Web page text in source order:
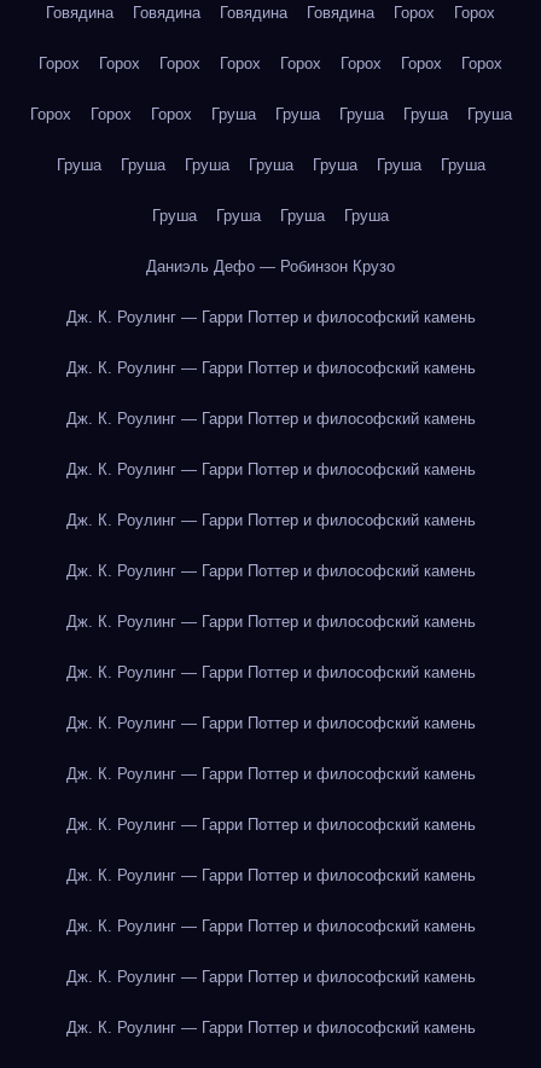
Говядина Говядина Говядина Говядина Горох Горох
Горох Горох Горох Горох Горох Горох Горох Горох
Горох Горох Горох Груша Груша Груша Груша Груша
Груша Груша Груша Груша Груша Груша Груша
Груша Груша Груша Груша
Даниэль Дефо — Робинзон Крузо
Дж. К. Роулинг — Гарри Поттер и философский камень
Дж. К. Роулинг — Гарри Поттер и философский камень
Дж. К. Роулинг — Гарри Поттер и философский камень
Дж. К. Роулинг — Гарри Поттер и философский камень
Дж. К. Роулинг — Гарри Поттер и философский камень
Дж. К. Роулинг — Гарри Поттер и философский камень
Дж. К. Роулинг — Гарри Поттер и философский камень
Дж. К. Роулинг — Гарри Поттер и философский камень
Дж. К. Роулинг — Гарри Поттер и философский камень
Дж. К. Роулинг — Гарри Поттер и философский камень
Дж. К. Роулинг — Гарри Поттер и философский камень
Дж. К. Роулинг — Гарри Поттер и философский камень
Дж. К. Роулинг — Гарри Поттер и философский камень
Дж. К. Роулинг — Гарри Поттер и философский камень
Дж. К. Роулинг — Гарри Поттер и философский камень